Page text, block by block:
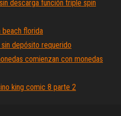
descarga función triple spin
beach florida
depósito requerido
comienzan con monedas
king comic 8 parte 2